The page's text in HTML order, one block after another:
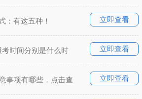
立即查看
：有这五种！
立即查看
时间分别是什么时
立即查看
事项有哪些，点击查